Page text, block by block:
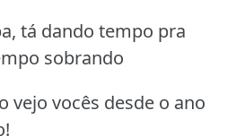
tá dando tempo pra
sobrando
vejo vocês desde o ano